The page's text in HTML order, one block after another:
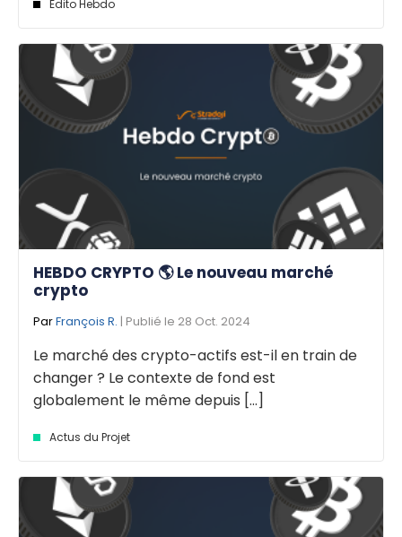
Edito Hebdo
HEBDO CRYPTO 🌎 Le nouveau marché
crypto
ParFrançois R. | Publié le 28 Oct. 2024
Le marché des crypto-actifs est-il en train de
changer ? Le contexte de fond est
globalement le même depuis [...]
Actus du Projet